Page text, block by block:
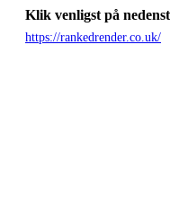
Klik venligst på
https://rankedrender.co.uk/